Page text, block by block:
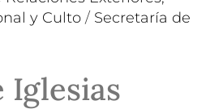
y Culto / Secretaría de
Iglesias